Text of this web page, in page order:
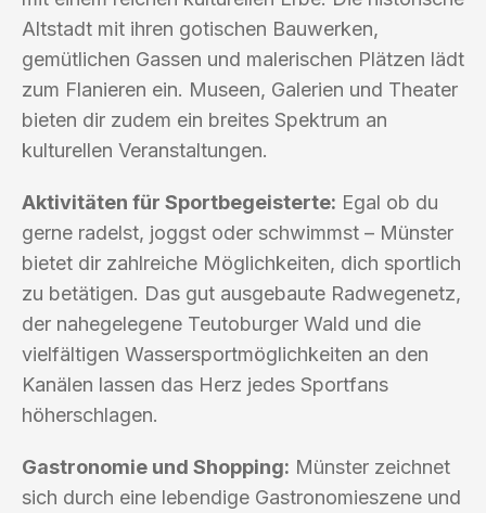
Altstadt mit ihren gotischen Bauwerken,
gemütlichen Gassen und malerischen Plätzen lädt
zum Flanieren ein. Museen, Galerien und Theater
bieten dir zudem ein breites Spektrum an
kulturellen Veranstaltungen.
Aktivitäten für Sportbegeisterte: Egal ob du
gerne radelst, joggst oder schwimmst – Münster
bietet dir zahlreiche Möglichkeiten, dich sportlich
zu betätigen. Das gut ausgebaute Radwegenetz,
der nahegelegene Teutoburger Wald und die
vielfältigen Wassersportmöglichkeiten an den
Kanälen lassen das Herz jedes Sportfans
höherschlagen.
Gastronomie und Shopping: Münster zeichnet
sich durch eine lebendige Gastronomieszene und